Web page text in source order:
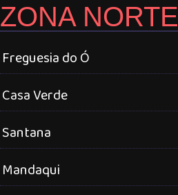
ZONA NORTE
Freguesia do Ó
Casa Verde
Santana
Mandaqui